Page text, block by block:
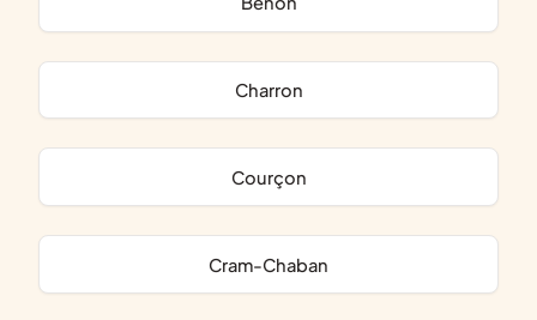
Charron
Courçon
Cram-Chaban